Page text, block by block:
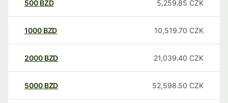
500 BZD 5,259.85 CZK
1000 BZD 10,519.70 CZK
2000 BZD 21,039.40 CZK
5000 BZD 52,598.50 CZK